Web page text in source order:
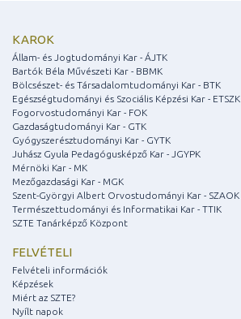
KAROK
Állam- és Jogtudományi Kar - ÁJTK
Bartók Béla Művészeti Kar - BBMK
Bölcsészet- és Társadalomtudományi Kar - BTK
Egészségtudományi és Szociális Képzési Kar - ETSZK
Fogorvostudományi Kar - FOK
Gazdaságtudományi Kar - GTK
Gyógyszerésztudományi Kar - GYTK
Juhász Gyula Pedagógusképző Kar - JGYPK
Mérnöki Kar - MK
Mezőgazdasági Kar - MGK
Szent-Györgyi Albert Orvostudományi Kar - SZAOK
Természettudományi és Informatikai Kar - TTIK
SZTE Tanárképző Központ
FELVÉTELI
Felvételi információk
Képzések
Miért az SZTE?
Nyílt napok